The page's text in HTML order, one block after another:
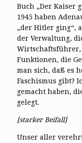
Buch „Der Kaiser
1945 haben
„der Hitler ging“,
der Verwaltung,
Funktionen, die
man sich, daß es
Faschismus gibt?
gemacht haben,
gelegt.
[starker Beifall]
Unser aller